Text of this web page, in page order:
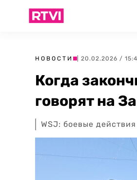
НОВОСТИ | 20.02.2026 /
Когда
говорят на
WSJ: боевые